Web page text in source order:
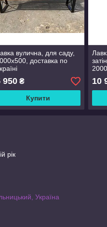
вулична, для саду,
доставка по
950₴
Купити
10
рік
Україна